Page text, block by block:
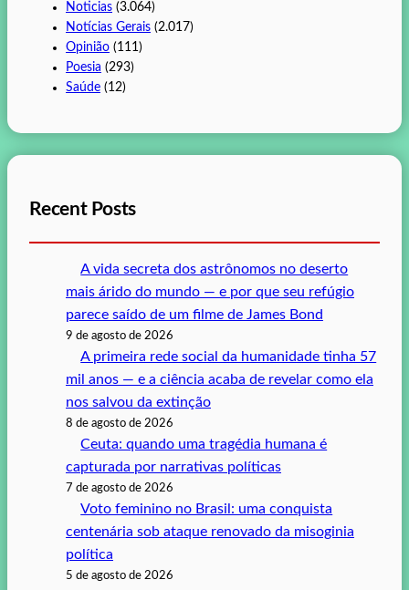
Noticias (3.064)
Notícias Gerais (2.017)
Opinião (111)
Poesia (293)
Saúde (12)
Recent Posts
A vida secreta dos astrônomos no deserto
mais árido do mundo — e por que seu refúgio
parece saído de um filme de James Bond
9 de agosto de 2026
A primeira rede social da humanidade tinha 57
mil anos — e a ciência acaba de revelar como ela
nos salvou da extinção
8 de agosto de 2026
Ceuta: quando uma tragédia humana é
capturada por narrativas políticas
7 de agosto de 2026
Voto feminino no Brasil: uma conquista
centenária sob ataque renovado da misoginia
política
5 de agosto de 2026